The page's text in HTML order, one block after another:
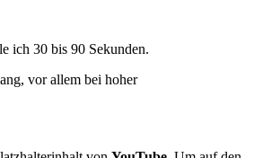
ich 30 bis 90 Sekunden.
vor allem bei hoher